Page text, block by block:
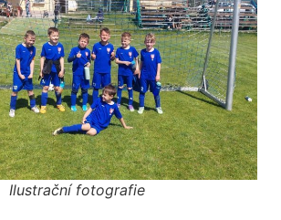
Ilustrační fotografie